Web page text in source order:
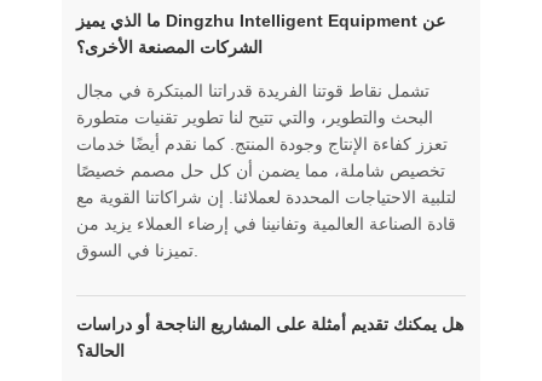
ما الذي يميز Dingzhu Intelligent Equipment عن
الشركات المصنعة الأخرى؟
تشمل نقاط قوتنا الفريدة قدراتنا المبتكرة في مجال
البحث والتطوير، والتي تتيح لنا تطوير تقنيات متطورة
تعزز كفاءة الإنتاج وجودة المنتج. كما نقدم أيضًا خدمات
تخصيص شاملة، مما يضمن أن كل حل مصمم خصيصًا
لتلبية الاحتياجات المحددة لعملائنا. إن شراكاتنا القوية مع
قادة الصناعة العالمية وتفانينا في إرضاء العملاء يزيد من
هل يمكنك تقديم أمثلة على المشاريع الناجحة أو دراسات
الحالة؟